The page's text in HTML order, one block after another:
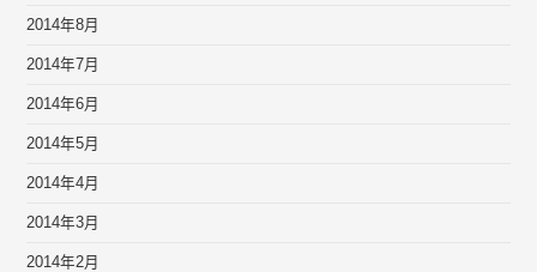
2014年8月
2014年7月
2014年6月
2014年5月
2014年4月
2014年3月
2014年2月